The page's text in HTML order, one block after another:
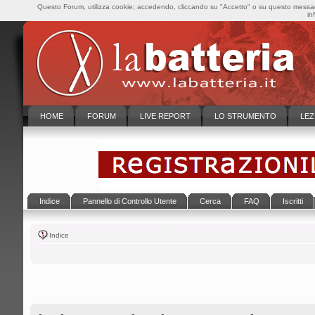
HOME FORUM LIVE REPORT LO STRUMENTO
Indice Pannello di Controllo Utente Cerca FAQ Iscritti
Indice
Questo Forum, utilizza cookie; accedendo, cliccando su "Accetto" o su questo